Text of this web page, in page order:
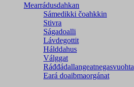
Mearrádusdahkan
Sámedikki čoahkkin
Stivra
Ságadoalli
Lávdegottit
Hálddahus
Válggat
Ráđđádallangeatnegas­vuohta
Eará doaibmaorgánat